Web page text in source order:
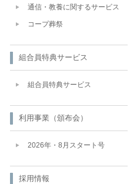
通信・教養に関するサービス
コープ葬祭
組合員特典サービス
組合員特典サービス
利用事業（頒布会）
2026年・8月スタート号
採用情報